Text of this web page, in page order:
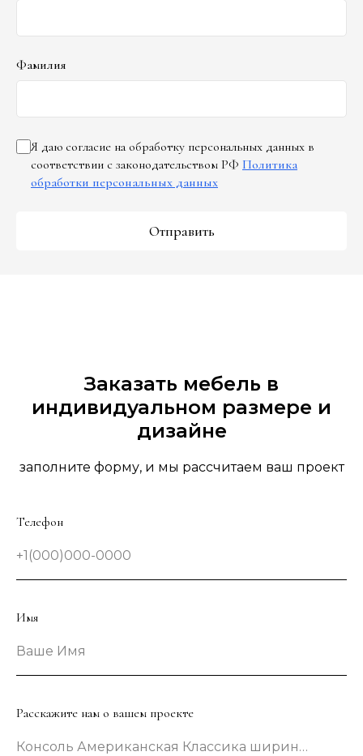
Фамилия
Я даю согласие на обработку персональных данных в
соответствии с законодательством РФ Политика
обработки персональных данных
Отправить
Заказать мебель в
индивидуальном размере и
дизайне
заполните форму, и мы рассчитаем ваш проект
Телефон
+1(000)000-0000
Имя
Ваше Имя
Расскажите нам о вашем проекте
Консоль Американская Классика шириной 133 сантиметра в зеленом цвете